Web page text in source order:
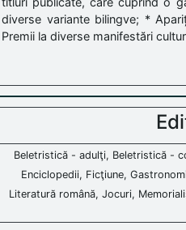
diverse variante bilingve; *
Premii la diverse manifestări
Beletristică - adulţi, Beletristică -
Enciclopedii, Ficţiune,
Literatură română, Jocuri,